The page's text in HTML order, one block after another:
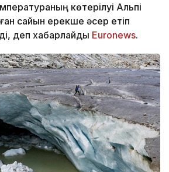
көтерілуі Альпі
сайын ерекше әсер етіп
деп хабарлайды Еuronews.